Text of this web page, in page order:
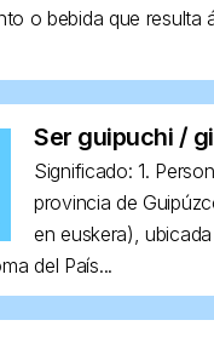
o bebida que resulta
Ser guipuchi /
Significado: 1.
provincia de
en euskera),
del País...